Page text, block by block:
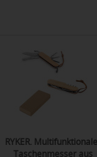
RYKER.
Taschenmesser aus